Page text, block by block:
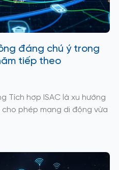
đáng chú ý trong
tiếp theo
Tích hợp ISAC là xu hướng
phép mạng di động vừa